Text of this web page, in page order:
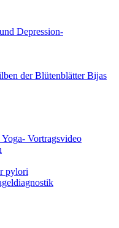
Depression-
der Blütenblätter Bijas
Vortragsvideo
pylori